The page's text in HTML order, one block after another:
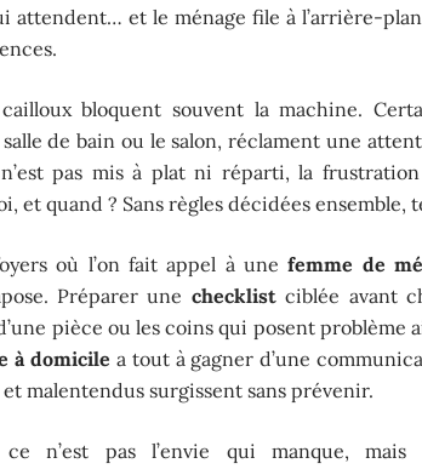
attendent… et le ménage file à l’arrière-
bloquent souvent la machine.
de bain ou le salon, réclament une
pas mis à plat ni réparti, la
et quand ? Sans règles décidées ensemble,
où l’on fait appel à unefemme de
Préparer une checklistciblée avant
pièce ou les coins qui posent problème
à domicile a tout à gagner d’une
malentendus surgissent sans prévenir.
n’est pas l’envie qui manque,